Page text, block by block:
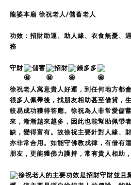
龍婆本廟 徐祝老人/儲蓄老人
功效：招財助運、助人緣、衣食無憂、
務
守財 儲蓄 招財 錢多多
徐祝老人寓意貴人好運，到任何地方都
很多人佩帶後，找朋友相助甚至借貸，
較易成功獲得答應。徐祝為人非常愛儲
來，漸漸越來越多，因此也能幫助佩帶
缺，變得富有。故徐祝主要針對人緣、
亦非常合用。如能守佛教戎律，有借有
朋友，更能獲佛力護持，常有貴人相助
徐祝老人的主要功效是招財守財並且